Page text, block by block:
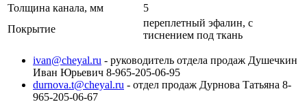
Толщина канала, мм
5
Покрытие
переплетный эфалин, с
тиснением под ткань
ivan@cheyal.ru - руководитель отдела продаж Душечкин
Иван Юрьевич 8-965-205-06-95
durnova.t@cheyal.ru - отдел продаж Дурнова Татьяна 8-
965-205-06-67